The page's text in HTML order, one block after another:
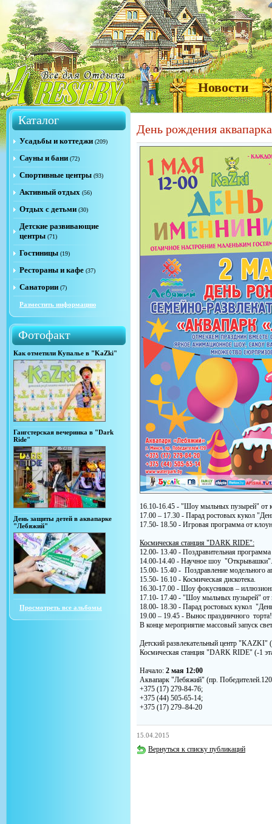
Новости
Каталог
Усадьбы и коттеджи (209)
Сауны и бани (72)
Спортивные центры (93)
Активный отдых (56)
Отдых с детьми (30)
Детские развивающие
центры (71)
Гостиницы (19)
Рестораны и кафе (37)
Санатории (7)
Разместить информацию
Фотофакт
Как отметили Купалье в "KaZki"
Гангстерская вечеринка в "Dark
Ride"
День защиты детей в аквапарке
"Лебяжий"
Просмотреть все альбомы
День рождения
16.10-16.45 - "Шоу мыльных пузырей" от
17.00 – 17.30 - Парад ростовых кукол
17.50- 18.50 - Игровая программа от
Космическая станция "DARK RIDE":
12.00- 13.40 - Поздравительная
14.00-14.40 - Научное шоу "Открывашки".
15.00- 15.40 - Поздравление модельного
15.50- 16.10 - Космическая дискотека.
16.30-17.00 - Шоу фокусников –
17.10- 17.40 - "Шоу мыльных пузырей" от
18.00- 18.30 - Парад ростовых кукол
19.00 – 19.45 - Вынос праздничного
В конце мероприятие массовый запуск
Детский развлекательный центр "KAZKI"
Космическая станция "DARK RIDE" (-1
Начало: 2 мая 12:00
Аквапарк "Лебяжий" (пр.
+375 (17) 279-84-76;
+375 (44) 505-65-14;
+375 (17) 279–84-20
15.04.2015
Вернуться к списку публикаций